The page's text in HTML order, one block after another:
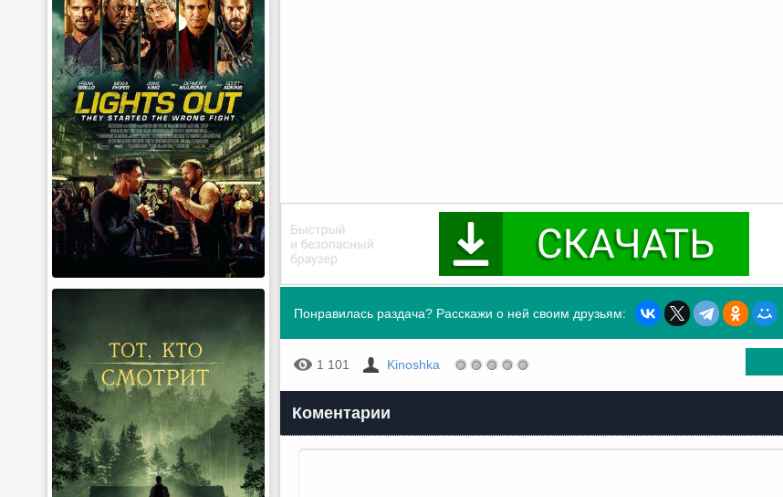
Понравилась раздача? Расскажи о ней своим друзьям:
1 101 Kinoshka
Коментарии